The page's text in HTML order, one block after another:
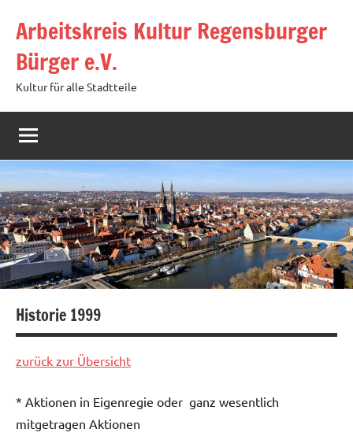
Inhalt
springen
Arbeitskreis Kultur Regensburger
Bürger e.V.
Kultur für alle Stadtteile
Historie 1999
zurück zur Übersicht
* Aktionen in Eigenregie oder ganz wesentlich
mitgetragen Aktionen